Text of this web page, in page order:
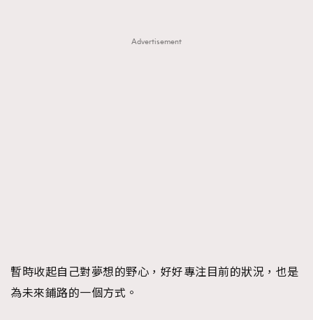
Advertisement
暫時收起自己對夢想的野心，好好專注目前的狀況，也是
為未來鋪路的一個方式。